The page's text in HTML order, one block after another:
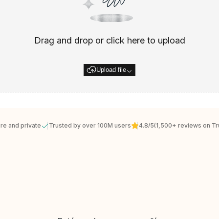
Drag and drop or click here to upload
Upload file
and private Trusted by over 100M users 4.8/5(1,500+ reviews on